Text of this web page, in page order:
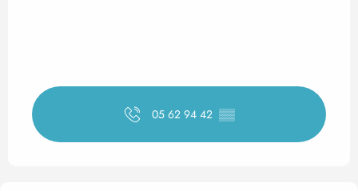
05 62 94 42 ▒▒